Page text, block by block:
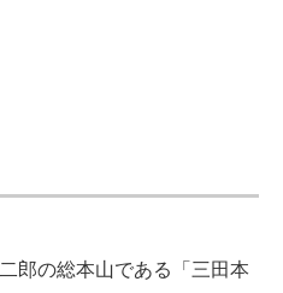
郎の総本山である「三田本